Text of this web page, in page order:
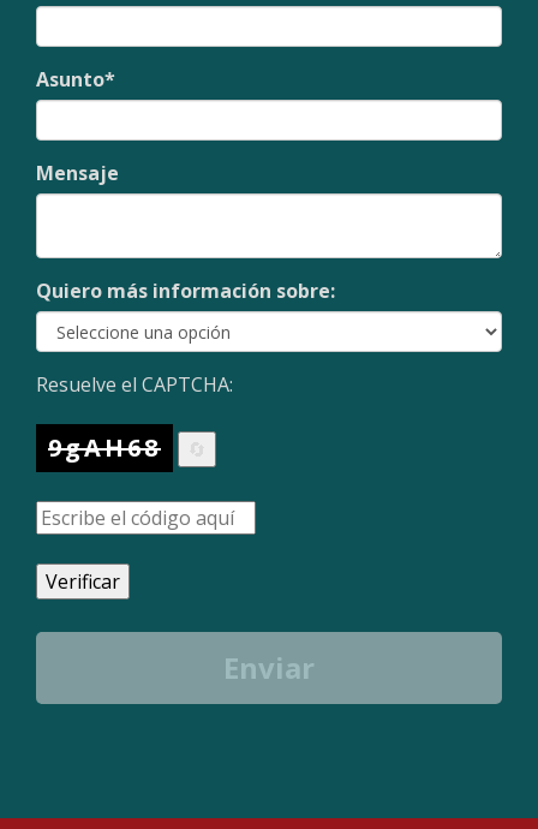
Asunto*
Mensaje
Quiero más información sobre:
Resuelve el CAPTCHA:
9gAH68
Verificar
Enviar